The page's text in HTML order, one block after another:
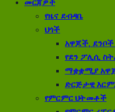
መርጃዎች
የዜና ደብዳቤ
ህጎች
አዋጆች,
የደን ​​ፖሊሲ
ማቋቋሚያ አዋጅ
ድርጅታዊ
የምርምር ህትመቶች